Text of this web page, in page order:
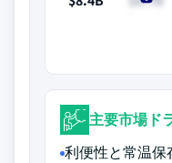
主要市場ド
利便性と常温保